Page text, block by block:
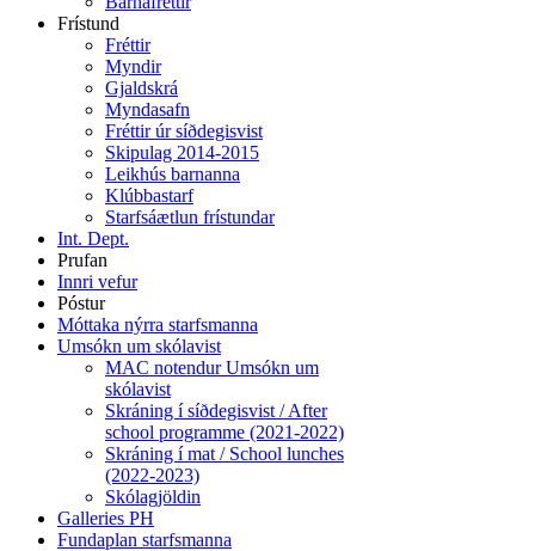
Frístund
Fréttir
Myndir
Gjaldskrá
Myndasafn
Fréttir úr síðdegisvist
Skipulag 2014-2015
Leikhús barnanna
Klúbbastarf
Starfsáætlun frístundar
Int. Dept.
Prufan
Innri vefur
Póstur
Móttaka nýrra starfsmanna
Umsókn um skólavist
MAC notendur Umsókn um
skólavist
Skráning í síðdegisvist / After
school programme (2021-2022)
Skráning í mat / School lunches
(2022-2023)
Skólagjöldin
Galleries PH
Fundaplan starfsmanna